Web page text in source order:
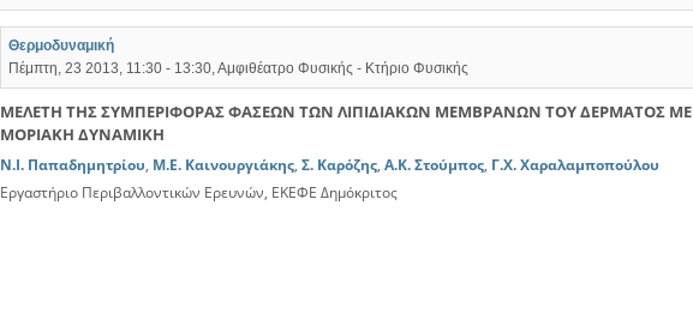
Θερμοδυναμική
Πέμπτη, 23 2013, 11:30 - 13:30, Αμφιθέατρο Φυσικής - Κτήριο Φυσικής
ΜΕΛΕΤΗ ΤΗΣ ΣΥΜΠΕΡΙΦΟΡΑΣ ΦΑΣΕΩΝ ΤΩΝ ΛΙΠΙΔΙΑΚΩΝ ΜΕΜΒΡΑΝΩΝ ΤΟΥ ΔΕΡΜΑΤΟΣ ΜΕ
ΜΟΡΙΑΚΗ ΔΥΝΑΜΙΚΗ
Ν.Ι. Παπαδημητρίου, Μ.Ε. Καινουργιάκης, Σ. Καρόζης, Α.Κ. Στούμπος, Γ.Χ. Χαραλαμποπούλου
Εργαστήριο Περιβαλλοντικών Ερευνών, ΕΚΕΦΕ Δημόκριτος